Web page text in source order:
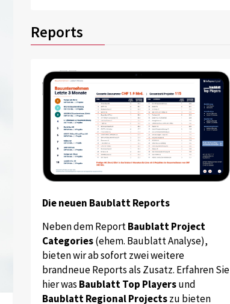
Reports
Die neuen Baublatt Reports
Neben dem ReportBaublatt Project
Categories(ehem. Baublatt Analyse),
bieten wir ab sofort zwei weitere
brandneue Reports als Zusatz. Erfahren Sie
hier was Baublatt Top Playersund
Baublatt Regional Projectszu bieten